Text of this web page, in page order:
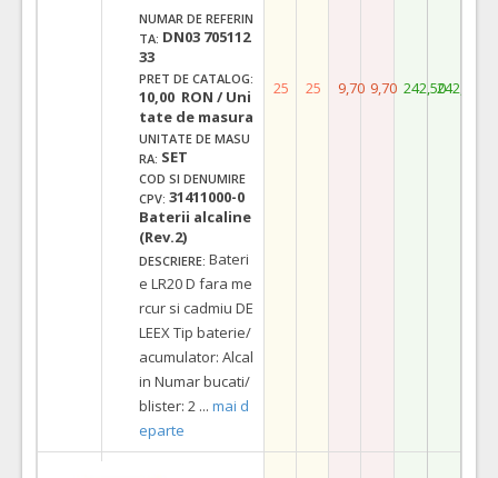
NUMAR DE REFERIN
TA: DN03 705112
33
PRET DE CATALOG:
10,00 RON / Uni
tate de masura
UNITATE DE MASU
RA: SET
COD SI DENUMIRE
CPV: 31411000-0
Baterii alcaline
(Rev.2)
DESCRIERE: Bateri
e LR20 D fara me
rcur si cadmiu DE
LEEX Tip baterie/
acumulator: Alcal
in Numar bucati/
blister: 2 ... mai d
eparte
25 25 9,70 9,70 242,50242,50